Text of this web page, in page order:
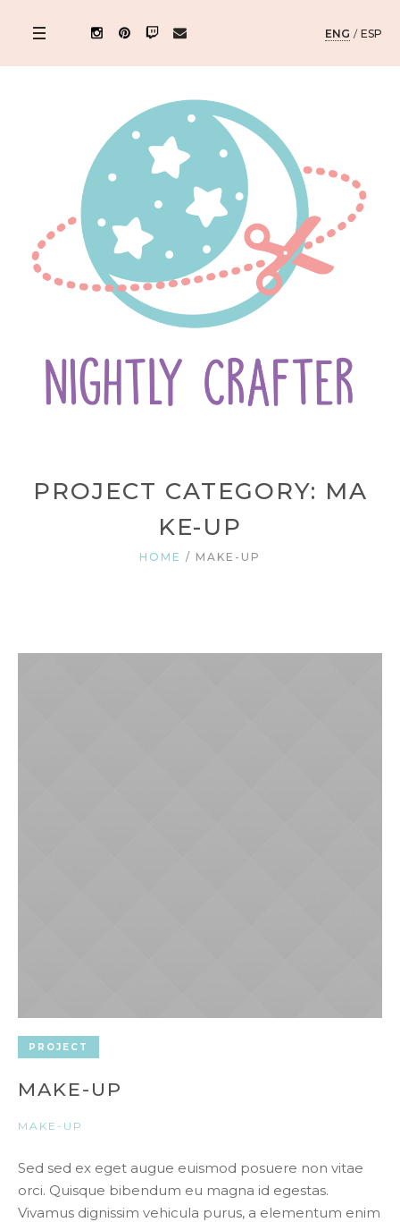
ENG / ESP
PROJECT CATEGORY: MA
KE-UP
HOME / MAKE-UP
PROJECT
MAKE-UP
MAKE-UP
Sed sed ex eget augue euismod posuere non vitae
orci. Quisque bibendum eu magna id egestas.
Vivamus dignissim vehicula purus, a elementum enim